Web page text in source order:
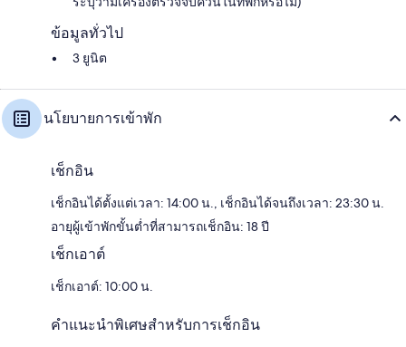
ข้อมูลทั่วไป
3 ยูนิต
นโยบายการเข้าพัก
เช็กอิน
เช็กอินได้ตั้งแต่เวลา: 14:00 น., เช็กอินได้จนถึงเวลา: 23:30 น.
อายุผู้เข้าพักขั้นต่ำที่สามารถเช็กอิน: 18 ปี
เช็กเอาต์
เช็กเอาต์: 10:00 น.
คำแนะนำพิเศษสำหรับการเช็กอิน